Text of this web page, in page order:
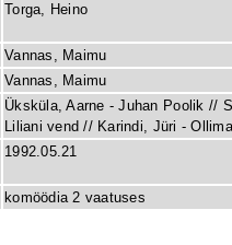
Torga, Heino
Vannas, Maimu
Vannas, Maimu
Üksküla, Aarne - Juhan Poolik //
Liliani vend // Karindi, Jüri -
1992.05.21
komöödia 2 vaatuses